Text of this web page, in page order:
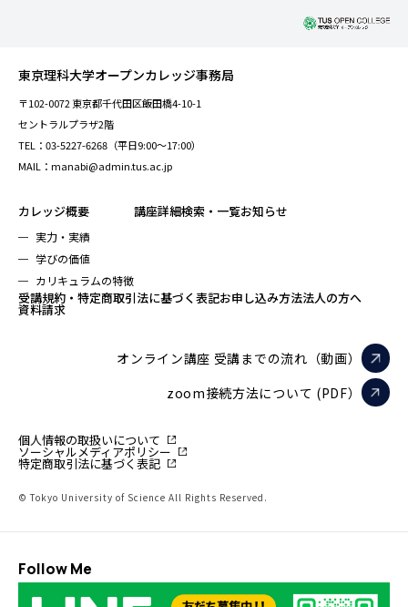
東京理科大学オープンカレッジ事務局
〒102-0072 東京都千代田区飯田橋4-10-1
セントラルプラザ2階
TEL：03-5227-6268（平日9:00～17:00）
MAIL：manabi@admin.tus.ac.jp
カレッジ概要
実力・実績
学びの価値
カリキュラムの特徴
講座詳細検索・一覧お知らせ
受講規約・特定商取引法に基づく表記お申し込み方法法人の方へ
資料請求
オンライン講座 受講までの流れ（動画）
zoom接続方法について (PDF）
個人情報の取扱いについて
ソーシャルメディアポリシー
特定商取引法に基づく表記
© Tokyo University of Science All Rights Reserved.
Follow Me